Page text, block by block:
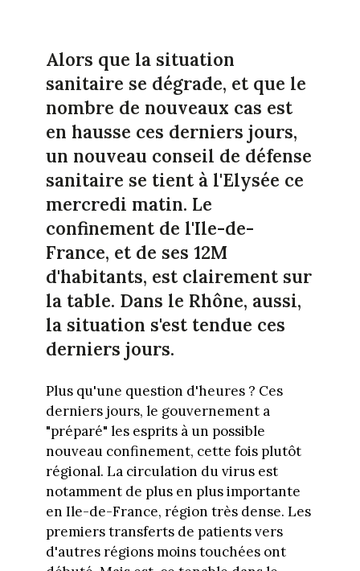
Alors que la situation
sanitaire se dégrade, et que le
nombre de nouveaux cas est
en hausse ces derniers jours,
un nouveau conseil de défense
sanitaire se tient à l'Elysée ce
mercredi matin. Le
confinement de l'Ile-de-
France, et de ses 12M
d'habitants, est clairement sur
la table. Dans le Rhône, aussi,
la situation s'est tendue ces
derniers jours.
Plus qu'une question d'heures ? Ces
derniers jours, le gouvernement a
"préparé" les esprits à un possible
nouveau confinement, cette fois plutôt
régional. La circulation du virus est
notamment de plus en plus importante
en Ile-de-France, région très dense. Les
premiers transferts de patients vers
d'autres régions moins touchées ont